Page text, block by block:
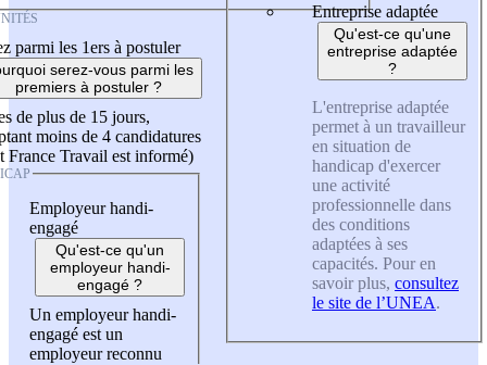
parmi les 1ers à postuler
serez-vous parmi les
premiers à postuler ?
de plus de 15 jours,
moins de 4 candidatures
France Travail est informé)
Employeur handi-
engagé
Qu'est-ce qu'un
employeur handi-
engagé ?
Un employeur handi-
engagé est un
employeur reconnu
Entreprise adaptée
Qu'est-ce qu'une
entreprise adaptée
?
L'entreprise adaptée
permet à un travailleur
en situation de
handicap d'exercer
une activité
professionnelle dans
des conditions
adaptées à ses
capacités. Pour en
savoir plus, consultez
le site de l’UNEA.